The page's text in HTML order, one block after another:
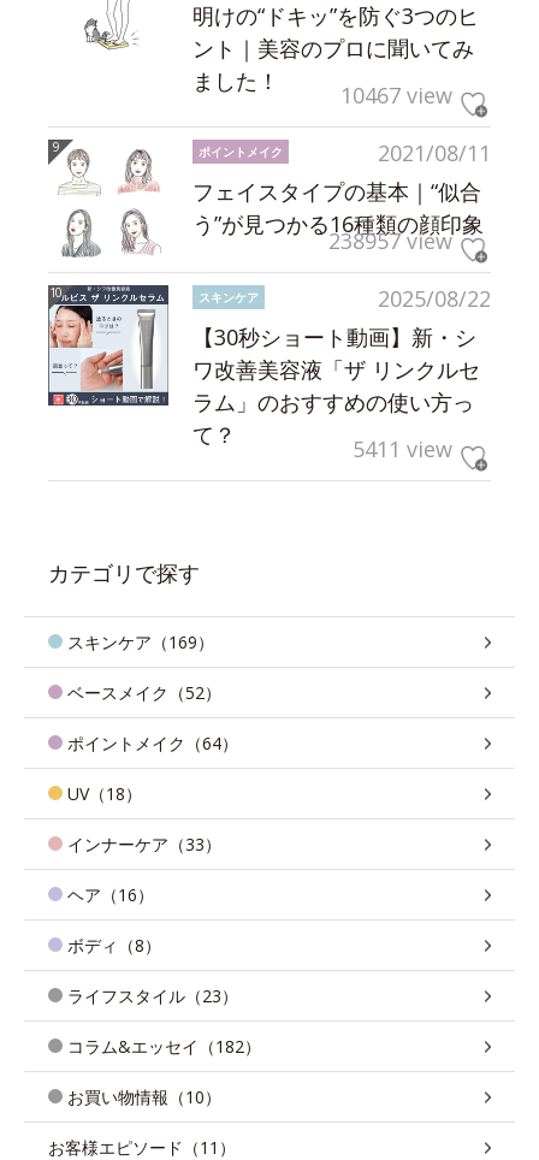
明けの“ドキッ”を防ぐ3つのヒ
ント｜美容のプロに聞いてみ
ました！
10467 view
2021/08/11
ポイントメイク
フェイスタイプの基本｜“似合
う”が見つかる16種類の顔印象
238957 view
2025/08/22
スキンケア
【30秒ショート動画】新・シ
ワ改善美容液「ザ リンクルセ
ラム」のおすすめの使い方っ
て？
5411 view
カテゴリで探す
スキンケア（169）
ベースメイク（52）
ポイントメイク（64）
UV（18）
インナーケア（33）
ヘア（16）
ボディ（8）
ライフスタイル（23）
コラム&エッセイ（182）
お買い物情報（10）
お客様エピソード（11）